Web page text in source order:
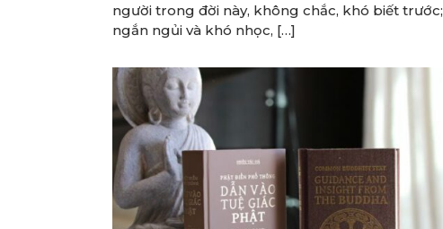
người trong đời này, không chắc, khó biết trước;
ngắn ngủi và khó nhọc, […]